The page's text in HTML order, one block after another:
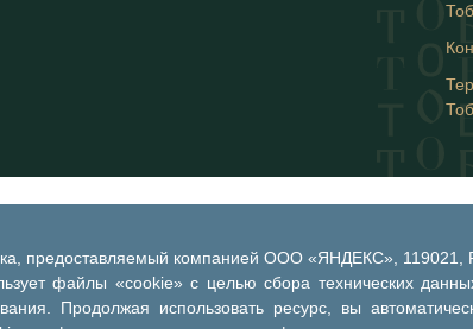
предоставляемый компанией ООО «ЯНДЕКС», 119021,
файлы «cookie» с целью сбора технических
Продолжая использовать ресурс, вы